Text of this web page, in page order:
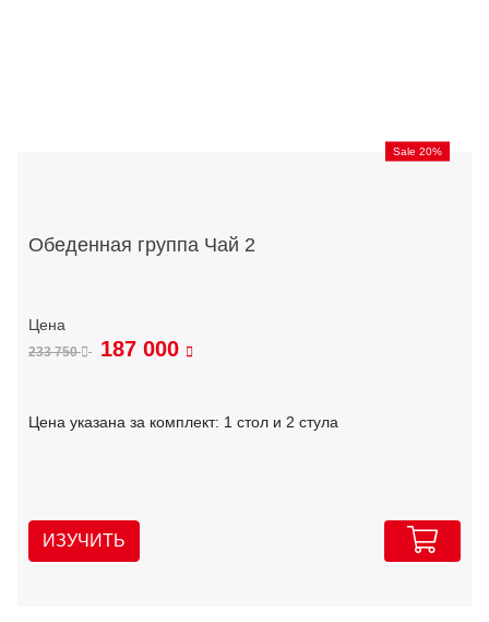
Sale 20%
Обеденная группа Чай 2
233 750 187 000
Цена указана за комплект: 1 стол и 2 стула
ИЗУЧИТЬ